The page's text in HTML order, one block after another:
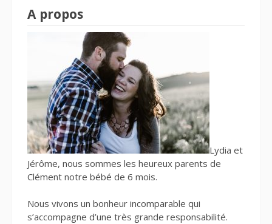
A propos
Lydia et
Jérôme, nous sommes les heureux parents de
Clément notre bébé de 6 mois.
Nous vivons un bonheur incomparable qui
s’accompagne d’une très grande responsabilité.